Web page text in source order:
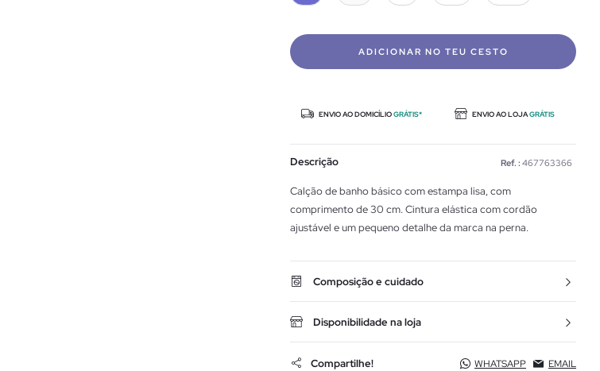
ADICIONAR NO TEU CESTO
ENVIO AO DOMICÍLIOGRÁTIS* ENVIO AO LOJAGRÁTIS
Descrição Ref. : 467763366
Calção de banho básico com estampa lisa, com
comprimento de 30 cm. Cintura elástica com cordão
ajustável e um pequeno detalhe da marca na perna.
Composição e cuidado
Disponibilidade na loja
Compartilhe! WHATSAPP EMAIL